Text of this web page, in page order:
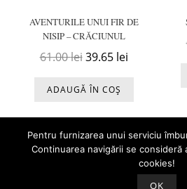
AVENTURILE UNUI FIR DE
NISIP – CRĂCIUNUL
61.00lei Prețul inițial a fost:
39.65 leiPrețul
ADAUGĂ ÎN COȘ
Pentru furnizarea unui serviciu
Continuarea navigării se consideră
cookies!
OK